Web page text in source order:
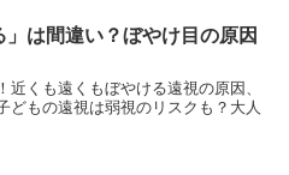
は間違い？ぼやけ目の原因
近くも遠くもぼやける遠視の原因、
どもの遠視は弱視のリスクも？大人